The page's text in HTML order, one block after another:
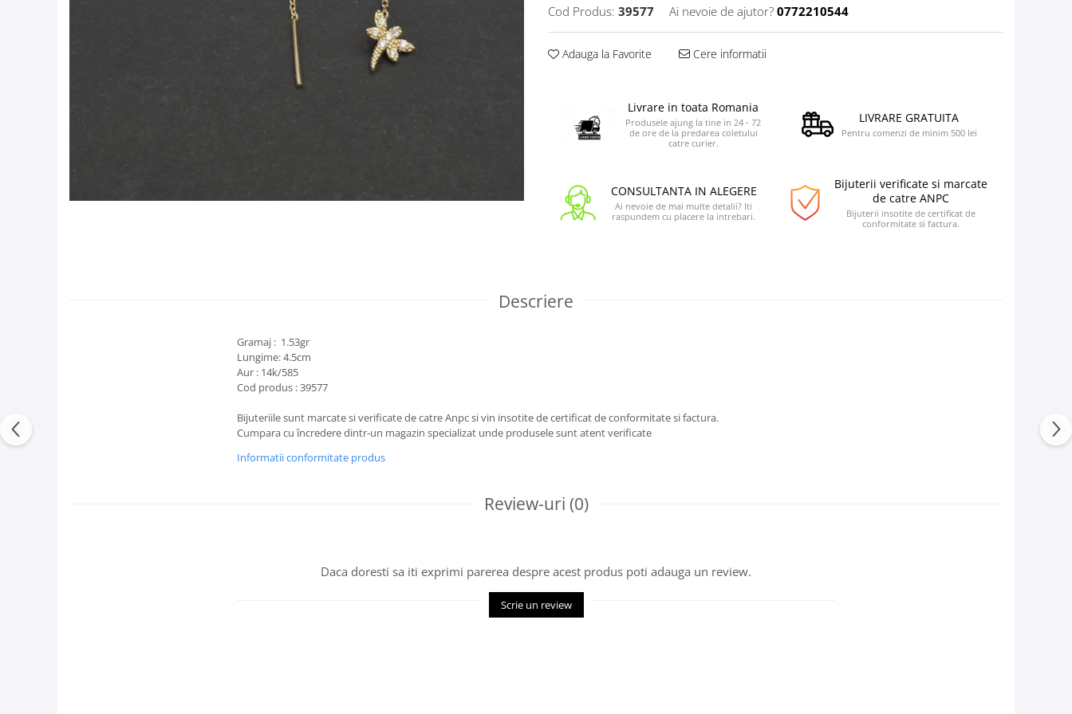
Cod Produs: 39577 Ai nevoie de ajutor? 0772210544
Adauga la Favorite Cere informatii
Livrare in toata Romania
Produsele ajung la tine in 24 - 72
de ore de la predarea coletului
catre curier.
LIVRARE GRATUITA
Pentru comenzi de minim 500 lei
CONSULTANTA IN ALEGERE
Ai nevoie de mai multe detalii? Iti
raspundem cu placere la intrebari.
Bijuterii verificate si marcate
de catre ANPC
Bijuterii insotite de certificat de
conformitate si factura.
Descriere
Gramaj : 1.53gr
Lungime: 4.5cm
Aur : 14k/585
Cod produs : 39577
Bijuteriile sunt marcate si verificate de catre Anpc si vin insotite de certificat de conformitate si factura.
Cumpara cu încredere dintr-un magazin specializat unde produsele sunt atent verificate
Informatii conformitate produs
Review-uri (0)
Daca doresti sa iti exprimi parerea despre acest produs poti adauga un review.
Scrie un review